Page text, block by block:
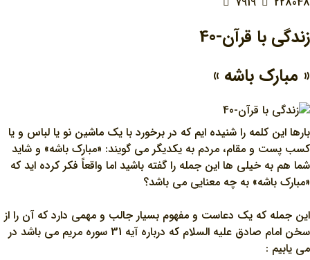
زندگي با قرآن-40
« مبارک باشه »
بارها اين کلمه را شنيده ايم که در برخورد با يک ماشين نو يا لباس و يا
کسب پست و مقام، مردم به يکديگر مي گويند: «مبارک باشه» و شايد
شما هم به خيلي ها اين جمله را گفته باشيد اما واقعاً فکر کرده ايد که
«مبارک باشه» به چه معنايي مي باشد؟
اين جمله که يک دعاست و مفهوم بسيار جالب و مهمي دارد که آن را از
سخن امام صادق عليه السلام که درباره آيه 31 سوره مريم مي باشد در
مي يابيم :